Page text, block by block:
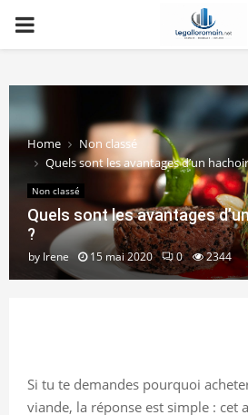
PRIMARY
Home
Non classé
Quels sont les avantages d’un
Non classé
Quels sont les avantages
?
by Irene 15 mai 2020 0 2344
Si tu te demandes pourquoi
viande, la réponse est simple : cet